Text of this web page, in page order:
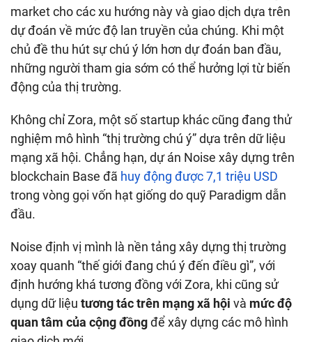
market cho các xu hướng này và giao dịch dựa trên
dự đoán về mức độ lan truyền của chúng. Khi một
chủ đề thu hút sự chú ý lớn hơn dự đoán ban đầu,
những người tham gia sớm có thể hưởng lợi từ biến
động của thị trường.
Không chỉ Zora, một số startup khác cũng đang thử
nghiệm mô hình “thị trường chú ý” dựa trên dữ liệu
mạng xã hội. Chẳng hạn, dự án Noise xây dựng trên
blockchain Base đã huy động được 7,1 triệu USD
trong vòng gọi vốn hạt giống do quỹ Paradigm dẫn
đầu.
Noise định vị mình là nền tảng xây dựng thị trường
xoay quanh “thế giới đang chú ý đến điều gì”, với
định hướng khá tương đồng với Zora, khi cũng sử
dụng dữ liệu tương tác trên mạng xã hội và mức độ
quan tâm của cộng đồngđể xây dựng các mô hình